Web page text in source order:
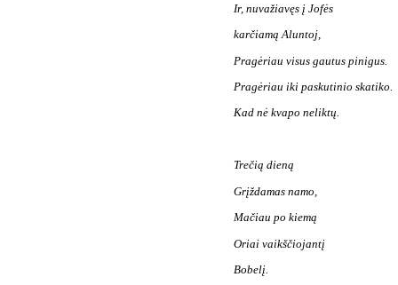
Ir, nuvažiavęs į Jofės
karčiamą Aluntoj,
Pragėriau visus gautus pinigus.
Pragėriau iki paskutinio skatiko.
Kad nė kvapo neliktų.
Trečią dieną
Grįždamas namo,
Mačiau po kiemą
Oriai vaikščiojantį
Bobelį.